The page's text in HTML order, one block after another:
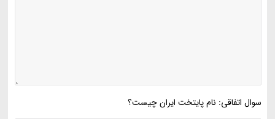
سوال اتفاقی: نام پایتخت ایران چیست؟